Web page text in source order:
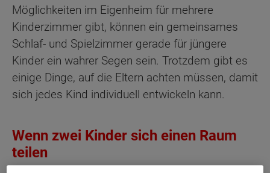
Möglichkeiten im Eigenheim für mehrere
Kinderzimmer gibt, können ein gemeinsames
Schlaf- und Spielzimmer gerade für jüngere
Kinder ein wahrer Segen sein. Trotzdem gibt es
einige Dinge, auf die Eltern achten müssen, damit
sich jedes Kind individuell entwickeln kann.
Wenn zwei Kinder sich einen Raum
teilen